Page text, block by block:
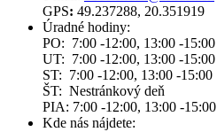
GPS: 49.237288, 20.351919
Úradné hodiny:
PO: 7:00 -12:00, 13:00 -15:00
UT: 7:00 -12:00, 13:00 -15:00
ST: 7:00 -12:00, 13:00 -15:00
ŠT: Nestránkový deň
PIA: 7:00 -12:00, 13:00 -15:00
Kde nás nájdete: